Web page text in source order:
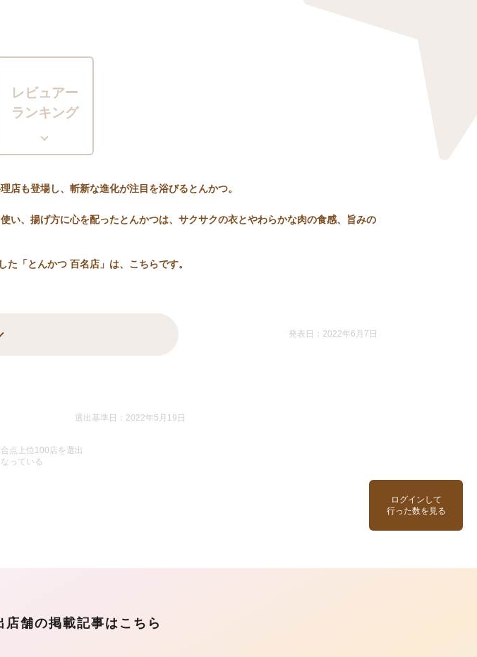
レビュアー
ランキング
店も登場し、斬新な進化が注目を浴びるとんかつ。
い、揚げ方に心を配ったとんかつは、サクサクの衣とやわらかな肉の食感、旨みの
た「とんかつ 百名店」は、こちらです。
発表日：2022年6月7日
選出基準日：2022年5月19日
点上位100店を選出
っている
ログインして
行った数を見る
店舗の掲載記事はこちら